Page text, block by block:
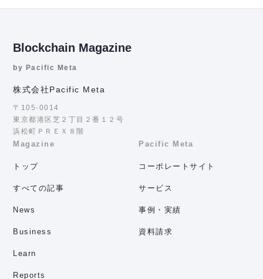
Blockchain Magazine
by Pacific Meta
株式会社Pacific Meta
〒105-0014
東京都港区芝２丁目２番１２号
浜松町ＰＲＥＸ８階
Magazine
トップ
すべての記事
News
Business
Learn
Reports
Pacific Meta
コーポレートサイト
サービス
事例・実績
資料請求